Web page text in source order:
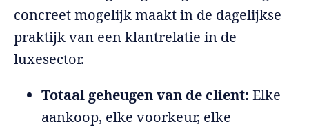
concreet mogelijk maakt in de dagelijkse
praktijk van een klantrelatie in de
luxesector.
Totaal geheugen van de client: Elke
aankoop, elke voorkeur, elke